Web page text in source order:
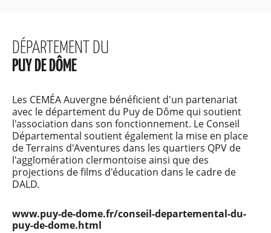
DÉPARTEMENT DU
PUY DE DÔME
Les CEMÉA Auvergne bénéficient d'un partenariat
avec le département du Puy de Dôme qui soutient
l'association dans son fonctionnement. Le Conseil
Départemental soutient également la mise en place
de Terrains d'Aventures dans les quartiers QPV de
l'agglomération clermontoise ainsi que des
projections de films d'éducation dans le cadre de
DALD.
www.puy-de-dome.fr/conseil-departemental-du-
puy-de-dome.html